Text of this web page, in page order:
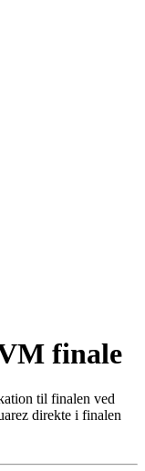
finale
til finalen ved
direkte i finalen